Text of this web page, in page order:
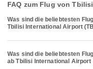
FAQ zum Flug von
Was sind die beliebtesten
Tbilisi International Airport
Was sind die beliebtesten
ab Tbilisi International Airport